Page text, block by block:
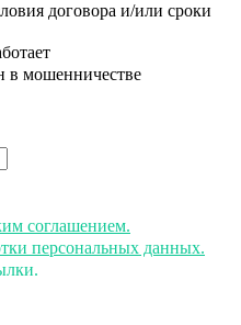
договора и/или сроки
в мошенничестве
соглашением.
персональных данных.